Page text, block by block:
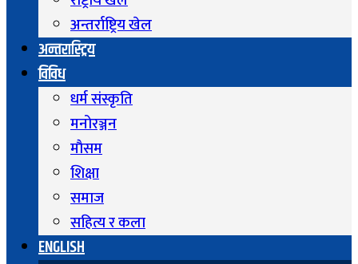
अन्तर्राष्ट्रिय खेल
अन्तरास्ट्रिय
विविध
धर्म संस्कृति
मनोरञ्जन
माैसम
शिक्षा
समाज
सहित्य र कला
ENGLISH